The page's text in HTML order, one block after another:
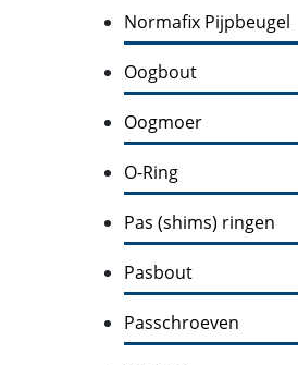
Normafix Pijpbeugel
Oogbout
Oogmoer
O-Ring
Pas (shims) ringen
Pasbout
Passchroeven